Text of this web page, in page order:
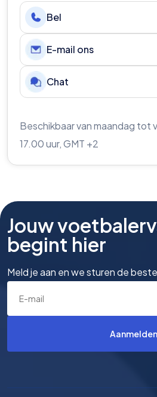
Bel
E-mail ons
Chat
Beschikbaar van maandag tot
17.00 uur, GMT +2
Jouw
begint hier
Meld je aan en we sturen de
Aanmelden